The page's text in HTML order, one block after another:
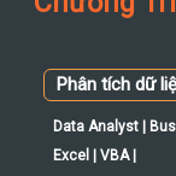
Phân tích dữ
Data Analyst |
Excel | VBA |